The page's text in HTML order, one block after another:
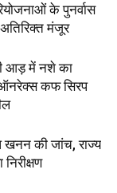
के पुनर्वास
मंजूर
आड़ में नशे का
ऑनरेक्स कफ सिरप
खनन की जांच, राज्य